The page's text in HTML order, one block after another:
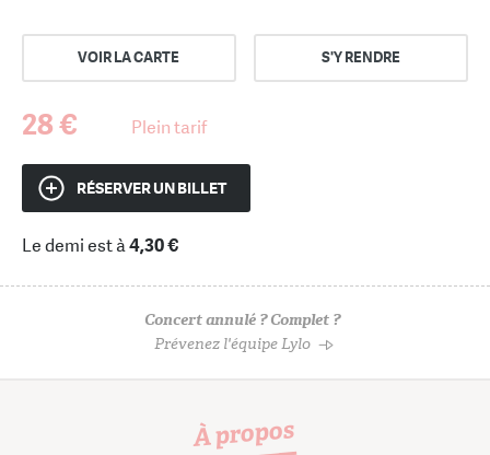
VOIR LA CARTE S'Y RENDRE
28 € Plein tarif
RÉSERVER UN BILLET
Le demi est à4,30 €
Concert annulé ? Complet ?
Prévenez l'équipe Lylo
À propos